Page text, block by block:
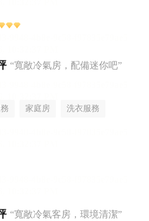
“寬敞冷氣房，配備迷你吧”
家庭房 洗衣服務
“寬敞冷氣客房，環境清潔”